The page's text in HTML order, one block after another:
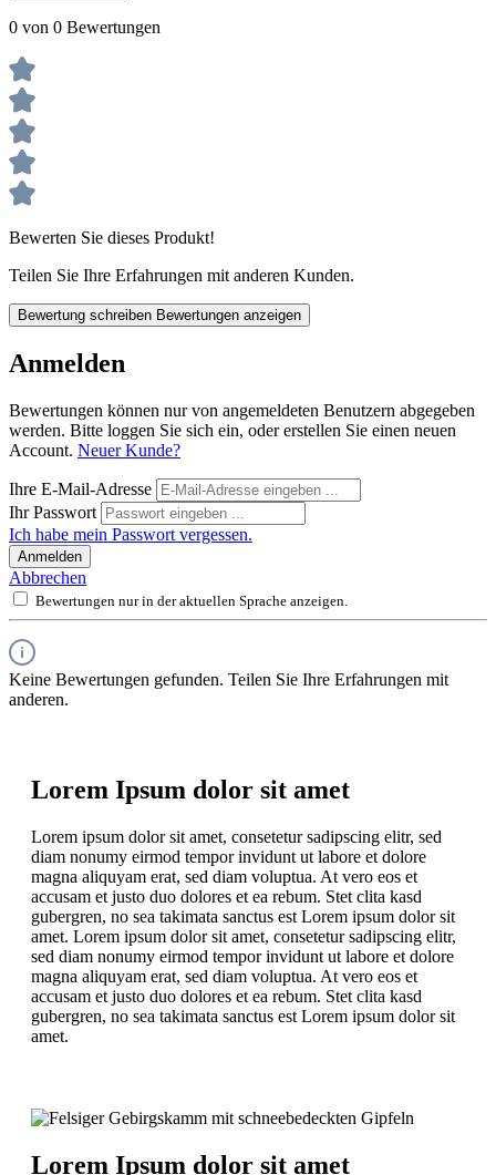
0 von 0 Bewertungen
Bewerten Sie dieses Produkt!
Teilen Sie Ihre Erfahrungen mit anderen Kunden.
Bewertung schreiben Bewertungen anzeigen
Anmelden
Bewertungen können nur von angemeldeten Benutzern abgegeben
werden. Bitte loggen Sie sich ein, oder erstellen Sie einen neuen
Account. Neuer Kunde?
Ihre E-Mail-Adresse
Ihr Passwort
Ich habe mein Passwort vergessen.
Anmelden
Abbrechen
Bewertungen nur in der aktuellen Sprache anzeigen.
Keine Bewertungen gefunden. Teilen Sie Ihre Erfahrungen mit
anderen.
Lorem Ipsum dolor sit amet
Lorem ipsum dolor sit amet, consetetur sadipscing elitr, sed
diam nonumy eirmod tempor invidunt ut labore et dolore
magna aliquyam erat, sed diam voluptua. At vero eos et
accusam et justo duo dolores et ea rebum. Stet clita kasd
gubergren, no sea takimata sanctus est Lorem ipsum dolor sit
amet. Lorem ipsum dolor sit amet, consetetur sadipscing elitr,
sed diam nonumy eirmod tempor invidunt ut labore et dolore
magna aliquyam erat, sed diam voluptua. At vero eos et
accusam et justo duo dolores et ea rebum. Stet clita kasd
gubergren, no sea takimata sanctus est Lorem ipsum dolor sit
amet.
Lorem Ipsum dolor sit amet